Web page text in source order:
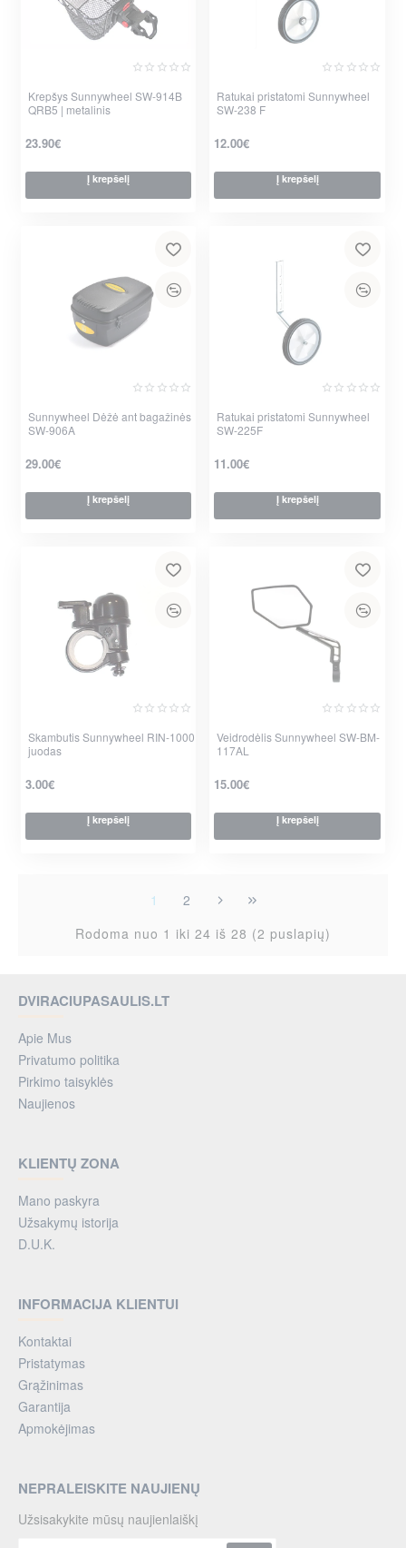
Krepšys Sunnywheel SW-914B
QRB5 | metalinis
23.90€
Į krepšelį
Ratukai pristatomi Sunnywheel
SW-238 F
12.00€
Į krepšelį
Sunnywheel Dėžė ant bagažinės
SW-906A
29.00€
Į krepšelį
Ratukai pristatomi Sunnywheel
SW-225F
11.00€
Į krepšelį
Skambutis Sunnywheel RIN-1000
juodas
3.00€
Į krepšelį
Veidrodėlis Sunnywheel SW-BM-
117AL
15.00€
Į krepšelį
1
2
Rodoma nuo 1 iki 24 iš 28 (2 puslapių)
DVIRACIUPASAULIS.LT
Apie Mus
Privatumo politika
Pirkimo taisyklės
Naujienos
KLIENTŲ ZONA
Mano paskyra
Užsakymų istorija
D.U.K.
INFORMACIJA KLIENTUI
Kontaktai
Pristatymas
Grąžinimas
Garantija
Apmokėjimas
NEPRALEISKITE NAUJIENŲ
Užsisakykite mūsų naujienlaiškį